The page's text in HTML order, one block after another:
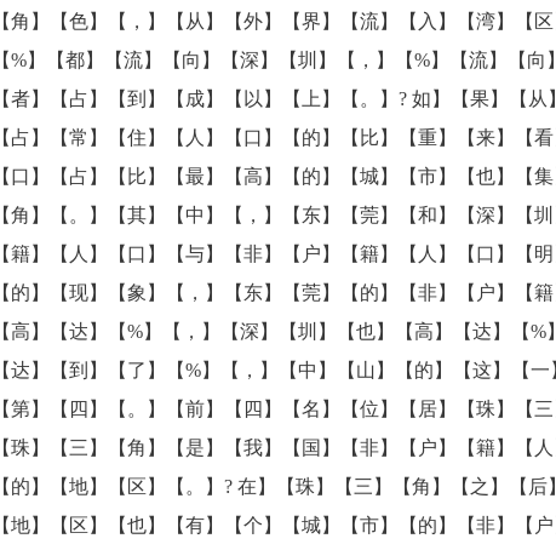
【角】【色】【，】【从】【外】【界】【流】【入】【湾】【
【%】【都】【流】【向】【深】【圳】【，】【%】【流】【向
【者】【占】【到】【成】【以】【上】【。】? 如】【果】【从
【占】【常】【住】【人】【口】【的】【比】【重】【来】【
【口】【占】【比】【最】【高】【的】【城】【市】【也】【
【角】【。】【其】【中】【，】【东】【莞】【和】【深】【
【籍】【人】【口】【与】【非】【户】【籍】【人】【口】【
【的】【现】【象】【，】【东】【莞】【的】【非】【户】【
【高】【达】【%】【，】【深】【圳】【也】【高】【达】【%
【达】【到】【了】【%】【，】【中】【山】【的】【这】【一
【第】【四】【。】【前】【四】【名】【位】【居】【珠】【
【珠】【三】【角】【是】【我】【国】【非】【户】【籍】【
【的】【地】【区】【。】? 在】【珠】【三】【角】【之】【后
【地】【区】【也】【有】【个】【城】【市】【的】【非】【